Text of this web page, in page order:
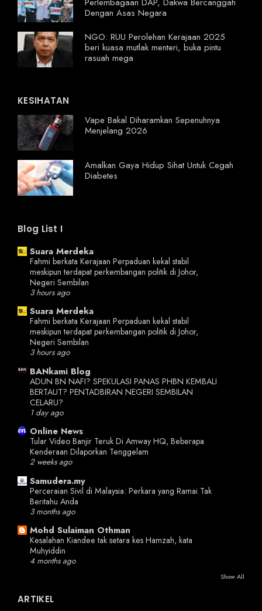
Dengan Asas Negara
NGO: RUU Perolehan Kerajaan 2025
beri kuasa mutlak menteri, buka pintu
rasuah mega
KESIHATAN
Vape Bakal Diharamkan Sepenuhnya
Menjelang 2026
Amalkan Gaya Hidup Sihat Untuk Cegah
Diabetes
Blog List I
Suara Merdeka
Fahmi berkata Kerajaan Perpaduan kekal stabil
meskipun terdapat perkembangan politik di Johor,
Negeri Sembilan
3 hours ago
Suara Merdeka
Fahmi berkata Kerajaan Perpaduan kekal stabil
meskipun terdapat perkembangan politik di Johor,
Negeri Sembilan
3 hours ago
BANkami Blog
ADUN BN NAFI? SPEKULASI PANAS PHBN KEMBALI
BERTAUT? PENTADBIRAN NEGERI SEMBILAN
CELARU?
1 day ago
Online News
Tular Video Banjir Teruk Di Amway HQ, Beberapa
Kenderaan Dilaporkan Tenggelam
2 weeks ago
Samudera.my
Perceraian Sivil di Malaysia: Perkara yang Ramai Tak
Beritahu Anda
3 months ago
Mohd Sulaiman Othman
Kesalahan Kiandee tak setara kes Hamzah, kata
Muhyiddin
4 months ago
Show All
ARTIKEL